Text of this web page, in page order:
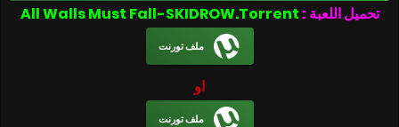
تحميل اللعبة :
ملف تورنت
او
ملف تورنت